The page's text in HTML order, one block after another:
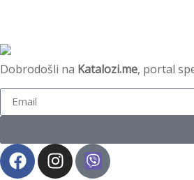
Dobrodošli na Katalozi.me, portal